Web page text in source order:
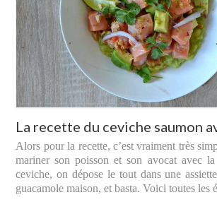
La recette du ceviche saumon
Alors pour la recette, c’est vraiment très
mariner son poisson et son avocat avec la
ceviche, on dépose le tout dans une
guacamole maison, et basta. Voici toutes les